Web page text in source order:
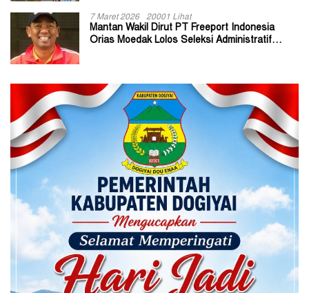
7 Maret 2026 20001 Lihat
Mantan Wakil Dirut PT Freeport Indonesia
Orias Moedak Lolos Seleksi Administratif